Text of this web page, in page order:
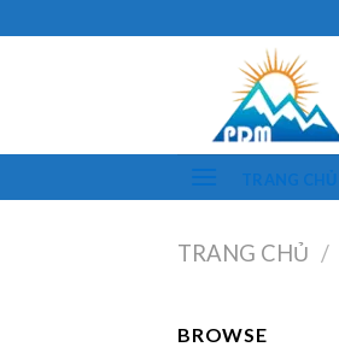
to
TRANG CHỦ
TRANG CHỦ /
BROWSE